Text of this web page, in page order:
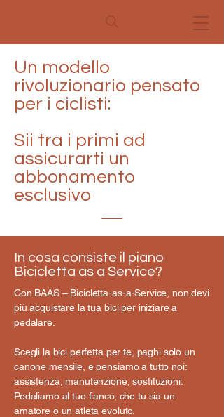
Un modello
rivoluzionario pensato
per i ciclisti:
Sii tra i primi ad
assicurarti un
abbonamento
esclusivo
In cosa consiste il piano
Bicicletta as a Service?
Con BAAS – Bicicletta-as-a-Service, non devi
più acquistare la tua bici per iniziare a
pedalare.
Scegli la bici perfetta per te, paghi solo un
canone mensile, e pensiamo a tutto noi:
assistenza, manutenzione, sostituzioni.
Pedaliamo al tuo fianco, che tu sia un
amatore o un atleta evoluto.